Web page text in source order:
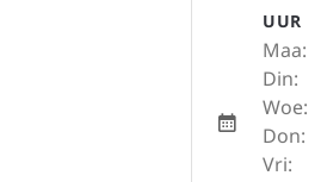
UUR
Maa:
Din:
Woe:
Don:
Vri: